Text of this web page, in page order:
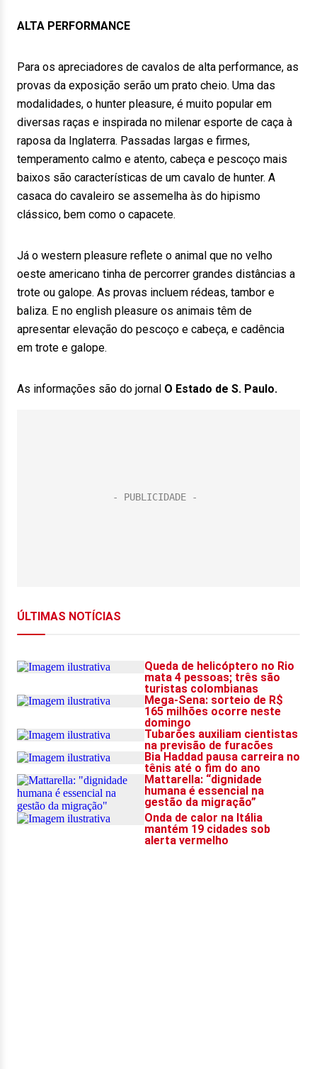
ALTA PERFORMANCE
Para os apreciadores de cavalos de alta performance, as
provas da exposição serão um prato cheio. Uma das
modalidades, o hunter pleasure, é muito popular em
diversas raças e inspirada no milenar esporte de caça à
raposa da Inglaterra. Passadas largas e firmes,
temperamento calmo e atento, cabeça e pescoço mais
baixos são características de um cavalo de hunter. A
casaca do cavaleiro se assemelha às do hipismo
clássico, bem como o capacete.
Já o western pleasure reflete o animal que no velho
oeste americano tinha de percorrer grandes distâncias a
trote ou galope. As provas incluem rédeas, tambor e
baliza. E no english pleasure os animais têm de
apresentar elevação do pescoço e cabeça, e cadência
em trote e galope.
As informações são do jornal O Estado de S. Paulo.